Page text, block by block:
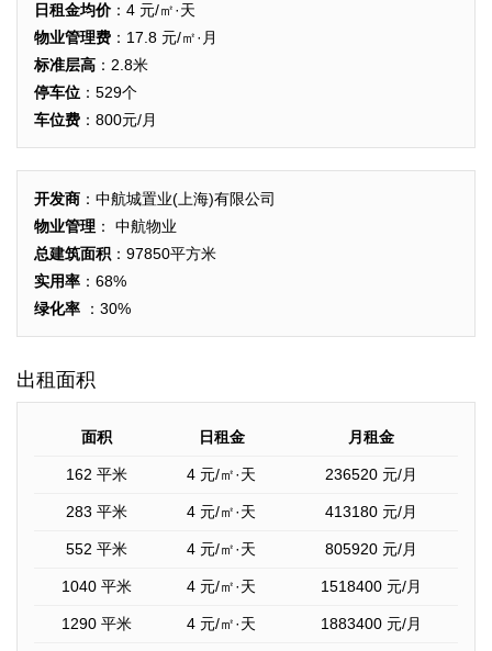
日租金均价：4 元/㎡·天
物业管理费 ：17.8 元/㎡·月
标准层高 ：2.8米
停车位 ：529个
车位费 ：800元/月
开发商 ：中航城置业(上海)有限公司
物业管理 ： 中航物业
总建筑面积 ：97850平方米
实用率 ：68%
绿化率 ：30%
出租面积
面积 日租金 月租金
162 平米 4 元/㎡·天 236520 元/月
283 平米 4 元/㎡·天 413180 元/月
552 平米 4 元/㎡·天 805920 元/月
1040 平米 4 元/㎡·天 1518400 元/月
1290 平米 4 元/㎡·天 1883400 元/月